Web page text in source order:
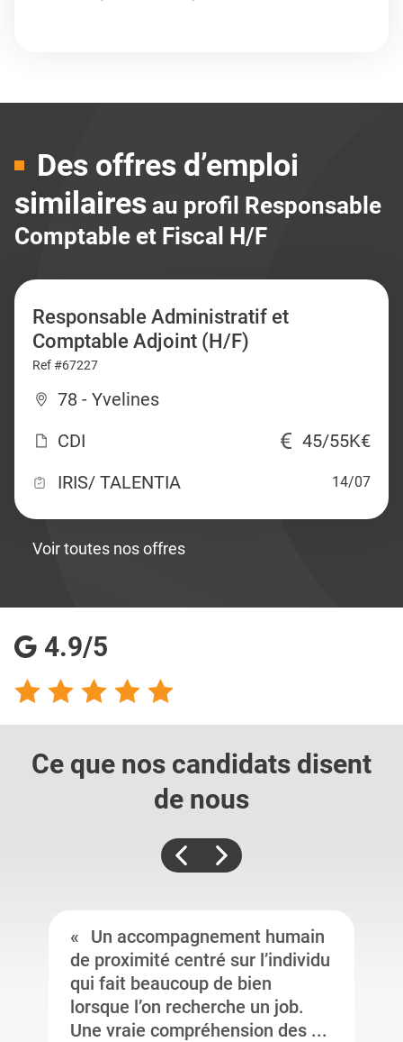
Des offres d’emploi
similaires au profil Responsable
Comptable et Fiscal H/F
Responsable Administratif et
Comptable Adjoint (H/F)
Ref #67227
78 - Yvelines
CDI
45/55K€
IRIS/ TALENTIA
14/07
Voir toutes nos offres
4.9/5
Ce que nos candidats disent
de nous
Un accompagnement humain
de proximité centré sur l’individu
qui fait beaucoup de bien
lorsque l’on recherche un job.
Une vraie compréhension des ...